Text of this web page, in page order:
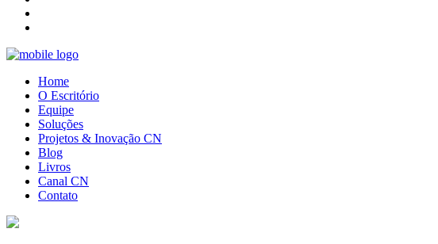
Home
O Escritório
Equipe
Soluções
Projetos & Inovação CN
Blog
Livros
Canal CN
Contato